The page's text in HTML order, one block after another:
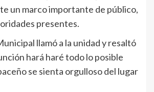
un marco importante de público,
presentes.
llamó a la unidad y resaltó
hará haré todo lo posible
se sienta orgulloso del lugar